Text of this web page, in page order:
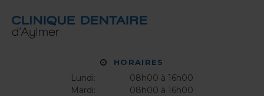
HORAIRES
Lundi:
08h00 à 16h00
Mardi:
08h00 à 16h00